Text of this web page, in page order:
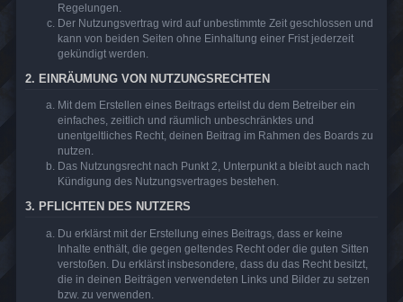
Regelungen.
Der Nutzungsvertrag wird auf unbestimmte Zeit geschlossen und
kann von beiden Seiten ohne Einhaltung einer Frist jederzeit
gekündigt werden.
2. EINRÄUMUNG VON NUTZUNGSRECHTEN
Mit dem Erstellen eines Beitrags erteilst du dem Betreiber ein
einfaches, zeitlich und räumlich unbeschränktes und
unentgeltliches Recht, deinen Beitrag im Rahmen des Boards zu
nutzen.
Das Nutzungsrecht nach Punkt 2, Unterpunkt a bleibt auch nach
Kündigung des Nutzungsvertrages bestehen.
3. PFLICHTEN DES NUTZERS
Du erklärst mit der Erstellung eines Beitrags, dass er keine
Inhalte enthält, die gegen geltendes Recht oder die guten Sitten
verstoßen. Du erklärst insbesondere, dass du das Recht besitzt,
die in deinen Beiträgen verwendeten Links und Bilder zu setzen
bzw. zu verwenden.